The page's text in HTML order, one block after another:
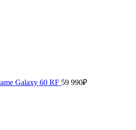
Galaxy 60 RF 59 990₽